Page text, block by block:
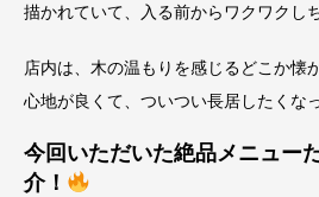
描かれていて、入る前からワクワクし
店内は、木の温もりを感じるどこか懐
心地が良くて、ついつい長居したくな
今回いただいた絶品メニュー
介！